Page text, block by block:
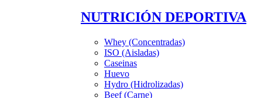
NUTRICIÓN DEPORTIVA
Whey (Concentradas)
ISO (Aisladas)
Caseinas
Huevo
Hydro (Hidrolizadas)
Beef (Carne)